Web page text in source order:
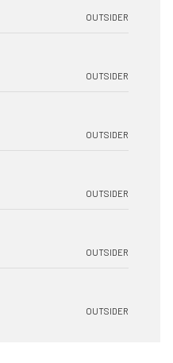
OUTSIDER
OUTSIDER
OUTSIDER
OUTSIDER
OUTSIDER
OUTSIDER